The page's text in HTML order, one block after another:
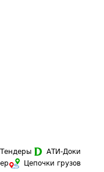
Тендеры
АТИ-Доки
Цепочки грузов